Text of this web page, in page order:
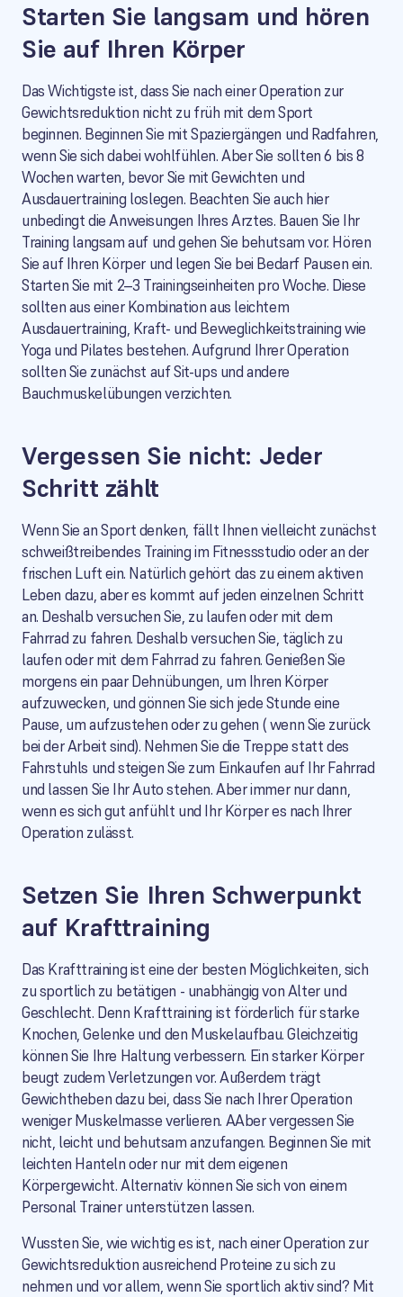
Starten Sie langsam und hören
Sie auf Ihren Körper
Das Wichtigste ist, dass Sie nach einer Operation zur
Gewichtsreduktion nicht zu früh mit dem Sport
beginnen. Beginnen Sie mit Spaziergängen und Radfahren,
wenn Sie sich dabei wohlfühlen. Aber Sie sollten 6 bis 8
Wochen warten, bevor Sie mit Gewichten und
Ausdauertraining loslegen. Beachten Sie auch hier
unbedingt die Anweisungen Ihres Arztes. Bauen Sie Ihr
Training langsam auf und gehen Sie behutsam vor. Hören
Sie auf Ihren Körper und legen Sie bei Bedarf Pausen ein.
Starten Sie mit 2–3 Trainingseinheiten pro Woche. Diese
sollten aus einer Kombination aus leichtem
Ausdauertraining, Kraft- und Beweglichkeitstraining wie
Yoga und Pilates bestehen. Aufgrund Ihrer Operation
sollten Sie zunächst auf Sit-ups und andere
Bauchmuskelübungen verzichten.
Vergessen Sie nicht: Jeder
Schritt zählt
Wenn Sie an Sport denken, fällt Ihnen vielleicht zunächst
schweißtreibendes Training im Fitnessstudio oder an der
frischen Luft ein. Natürlich gehört das zu einem aktiven
Leben dazu, aber es kommt auf jeden einzelnen Schritt
an. Deshalb versuchen Sie, zu laufen oder mit dem
Fahrrad zu fahren. Deshalb versuchen Sie, täglich zu
laufen oder mit dem Fahrrad zu fahren. Genießen Sie
morgens ein paar Dehnübungen, um Ihren Körper
aufzuwecken, und gönnen Sie sich jede Stunde eine
Pause, um aufzustehen oder zu gehen ( wenn Sie zurück
bei der Arbeit sind). Nehmen Sie die Treppe statt des
Fahrstuhls und steigen Sie zum Einkaufen auf Ihr Fahrrad
und lassen Sie Ihr Auto stehen. Aber immer nur dann,
wenn es sich gut anfühlt und Ihr Körper es nach Ihrer
Operation zulässt.
Setzen Sie Ihren Schwerpunkt
auf Krafttraining
Das Krafttraining ist eine der besten Möglichkeiten, sich
zu sportlich zu betätigen - unabhängig von Alter und
Geschlecht. Denn Krafttraining ist förderlich für starke
Knochen, Gelenke und den Muskelaufbau. Gleichzeitig
können Sie Ihre Haltung verbessern. Ein starker Körper
beugt zudem Verletzungen vor. Außerdem trägt
Gewichtheben dazu bei, dass Sie nach Ihrer Operation
weniger Muskelmasse verlieren. AAber vergessen Sie
nicht, leicht und behutsam anzufangen. Beginnen Sie mit
leichten Hanteln oder nur mit dem eigenen
Körpergewicht. Alternativ können Sie sich von einem
Personal Trainer unterstützen lassen.
Wussten Sie, wie wichtig es ist, nach einer Operation zur
Gewichtsreduktion ausreichend Proteine zu sich zu
nehmen und vor allem, wenn Sie sportlich aktiv sind? Mit